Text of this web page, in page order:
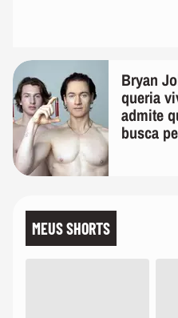
Bryan
queria
admite
busca
MEUS SHORTS